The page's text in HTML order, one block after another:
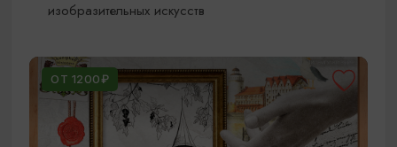
изобразительных искусств
ОТ 1200₽